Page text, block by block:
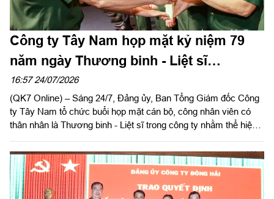
Công ty Tây Nam họp mặt kỷ niệm 79
năm ngày Thương binh - Liệt sĩ
(27/7/1947 – 27/7/2026)
16:57 24/07/2026
(QK7 Online) – Sáng 24/7, Đảng ủy, Ban Tổng Giám đốc Công
ty Tây Nam tổ chức buổi họp mặt cán bộ, công nhân viên có
thân nhân là Thương binh - Liệt sĩ trong công ty nhằm thể hiện
thương binh, bệnh binh nhân kỷ niệm 79 năm ngày Thương
binh - Liệt sĩ (27/7/1947 – 27/7/2026).